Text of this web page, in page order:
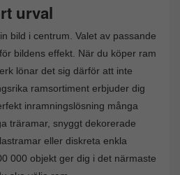
urval
bild i centrum. Valet av passande
bildens effekt. När du köper ram
lönar det sig därför att inte
ramsortiment erbjuder dig
inramningslösning många
träramar, snyggt dekorerade
eller diskreta enkla
000 objekt ger dig i det närmaste